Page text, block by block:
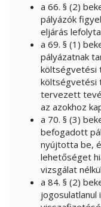
a 66. § (2)
pályázók
eljárás
a 69. § (1)
pályázatnak
költségvetési
költségvetési
tervezett
az azokhoz
a 70. § (3)
befogadott
nyújtotta be,
lehetőséget
vizsgálat
a 84. § (2)